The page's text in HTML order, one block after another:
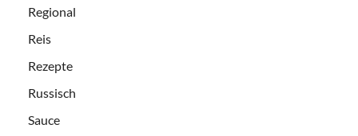
Regional
Reis
Rezepte
Russisch
Sauce